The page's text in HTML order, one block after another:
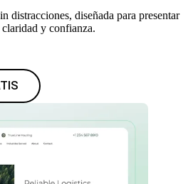
distracciones, diseñada para presentar
y confianza.